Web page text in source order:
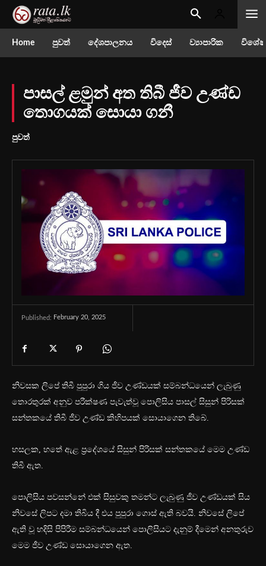
Home පුවත් දේශපාලනය විදෙස් ව්‍යාපාරික
පාසල් ළමුන් අත තිබී ජීව උණ්ඩ
තොගයක් සොයා ගනී
පුවත්
Published: February 20, 2025
නිවසක ලිපේ තිබී පුපුරා ගිය ජීව උණ්ඩයක් සම්බන්ධයෙන් ලැබුණු
තොරතුරක් අනුව පරීක්ෂණ පැවැත්වූ පොලිසිය පාසල් සිසුන් පිරිසක්
සන්තකයේ තිබී ජීව උණ්ඩ කිහිපයක් සොයාගෙන තිබේ.
හසලක, හතේ ඇළ ප්‍රදේශයේ සිසුන් පිරිසක් සන්තකයේ මෙම උණ්ඩ
තිබී ඇත.
පොලිසිය පවසන්නේ එක් සිසුවකු තමන්ට ලැබුණු ජීව උණ්ඩයක් සිය
නිවසේ ලිපට දමා තිබිය දී එය පුපු‍රා ගොස් ඇති බවයි. නිවසේ ලිපේ
ඇති වූ හදිසි පිපිරීම සම්බන්ධයෙන් පොලිසියට දැනුම් දීමෙන් අනතුරුව
මෙම ජීව උණ්ඩ සොයාගෙන ඇත.